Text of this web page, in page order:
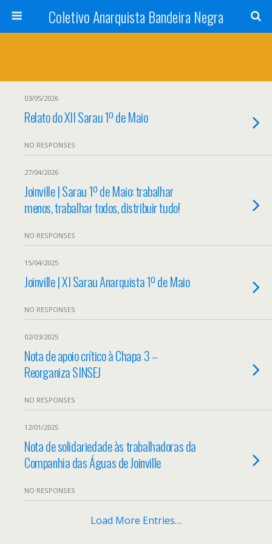
Coletivo Anarquista Bandeira Negra
03/05/2026
Relato do XII Sarau 1º de Maio
NO RESPONSES
27/04/2026
Joinville | Sarau 1º de Maio: trabalhar
menos, trabalhar todos, distribuir tudo!
NO RESPONSES
15/04/2025
Joinville | XI Sarau Anarquista 1º de Maio
NO RESPONSES
02/03/2025
Nota de apoio crítico à Chapa 3 –
Reorganiza SINSEJ
NO RESPONSES
12/01/2025
Nota de solidariedade às trabalhadoras da
Companhia das Águas de Joinville
NO RESPONSES
Load More Entries…